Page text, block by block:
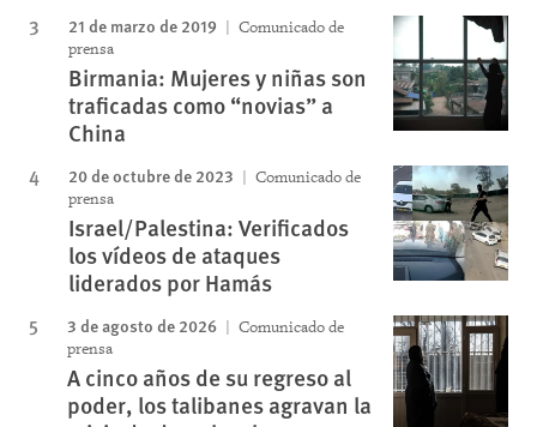
21 de marzo de 2019
Comunicado de
prensa
Birmania: Mujeres y niñas son
traficadas como “novias” a
China
20 de octubre de 2023
Comunicado de
prensa
Israel/Palestina: Verificados
los vídeos de ataques
liderados por Hamás
3 de agosto de 2026
Comunicado de
prensa
A cinco años de su regreso al
poder, los talibanes agravan la